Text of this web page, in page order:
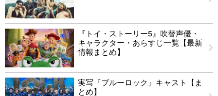
『トイ・ストーリー5』吹替声優・
キャラクター・あらすじ一覧【最新
情報まとめ】
実写『ブルーロック』キャスト【ま
とめ】